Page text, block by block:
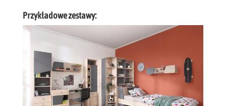
Przykładowe zestawy: